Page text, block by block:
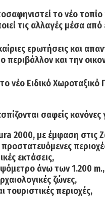
το νέο
τις αλλαγές μέσα
ερωτήσεις και
περιβάλλον και την
νέο Ειδικό
σαφείς
2000, με έμφαση στις
προστατευόμενες
εκτάσεις,
άνω των 1.200 m.,
ζώνες,
τουριστικές περιοχές,